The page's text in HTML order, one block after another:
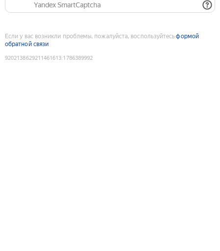
Yandex SmartCaptcha
Если у вас возникли проблемы, пожалуйста, воспользуйтесьформой
обратной связи
9202138629211461613:1786389992